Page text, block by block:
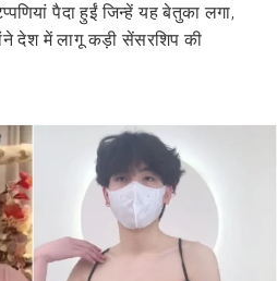
पैदा हुईं जिन्हें यह बेतुका लगा,
देश में लागू कड़ी सेंसरशिप की